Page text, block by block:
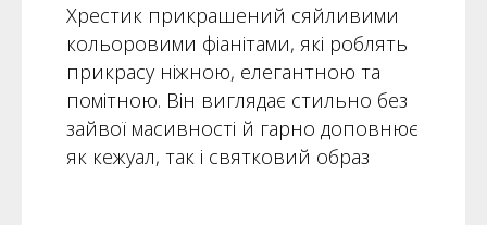
Хрестик прикрашений сяйливими
кольоровими фіанітами, які роблять
прикрасу ніжною, елегантною та
помітною. Він виглядає стильно без
зайвої масивності й гарно доповнює
як кежуал, так і святковий образ